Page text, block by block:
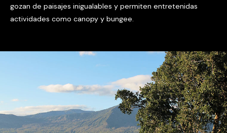
gozan de paisajes inigualables y permiten entretenidas
actividades como canopy y bungee.